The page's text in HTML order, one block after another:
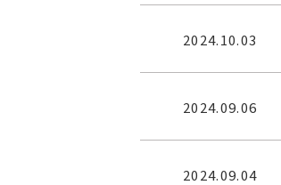
2024.10.03
2024.09.06
2024.09.04